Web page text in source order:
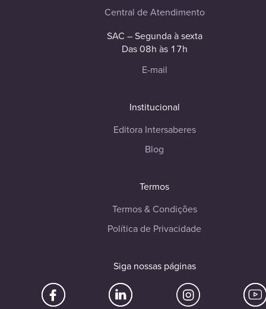
Central de Atendimento
SAC – Segunda à sexta
Das 08h às 17h
E-mail
Institucional
Editora Intersaberes
Blog
Termos
Termos & Condições
Política de Privacidade
Siga nossas páginas